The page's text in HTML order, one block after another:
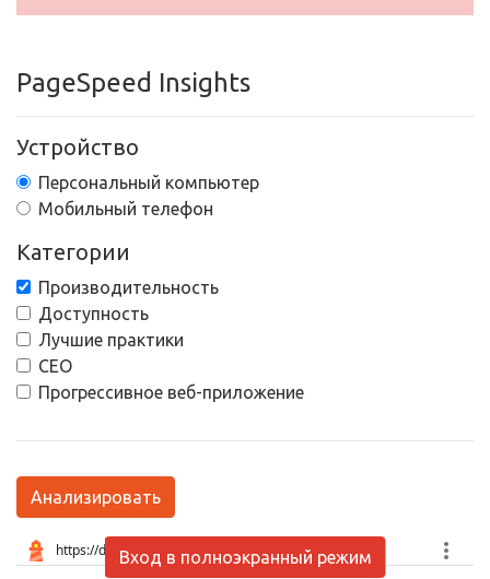
PageSpeed Insights
Устройство
Персональный компьютер
Мобильный телефон
Категории
Производительность
Доступность
Лучшие практики
СЕО
Прогрессивное веб-приложение
Анализировать
Вход в полноэкранный режим